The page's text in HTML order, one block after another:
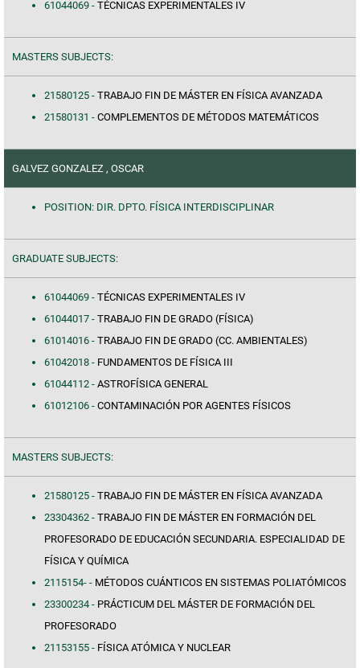
61044069 - TÉCNICAS EXPERIMENTALES IV
MASTERS SUBJECTS:
21580125 - TRABAJO FIN DE MÁSTER EN FÍSICA AVANZADA
21580131 - COMPLEMENTOS DE MÉTODOS MATEMÁTICOS
GALVEZ GONZALEZ , OSCAR
POSITION: DIR. DPTO. FÍSICA INTERDISCIPLINAR
GRADUATE SUBJECTS:
61044069 - TÉCNICAS EXPERIMENTALES IV
61044017 - TRABAJO FIN DE GRADO (FÍSICA)
61014016 - TRABAJO FIN DE GRADO (CC. AMBIENTALES)
61042018 - FUNDAMENTOS DE FÍSICA III
61044112 - ASTROFÍSICA GENERAL
61012106 - CONTAMINACIÓN POR AGENTES FÍSICOS
MASTERS SUBJECTS:
21580125 - TRABAJO FIN DE MÁSTER EN FÍSICA AVANZADA
23304362 - TRABAJO FIN DE MÁSTER EN FORMACIÓN DEL
PROFESORADO DE EDUCACIÓN SECUNDARIA. ESPECIALIDAD DE
FÍSICA Y QUÍMICA
2115154- - MÉTODOS CUÁNTICOS EN SISTEMAS POLIATÓMICOS
23300234 - PRÁCTICUM DEL MÁSTER DE FORMACIÓN DEL
PROFESORADO
21153155 - FÍSICA ATÓMICA Y NUCLEAR